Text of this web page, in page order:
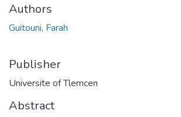
Authors
Guitouni, Farah
Publisher
Universite of Tlemcen
Abstract